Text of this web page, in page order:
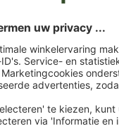
Drukgegevens
aan uw opgemaakte